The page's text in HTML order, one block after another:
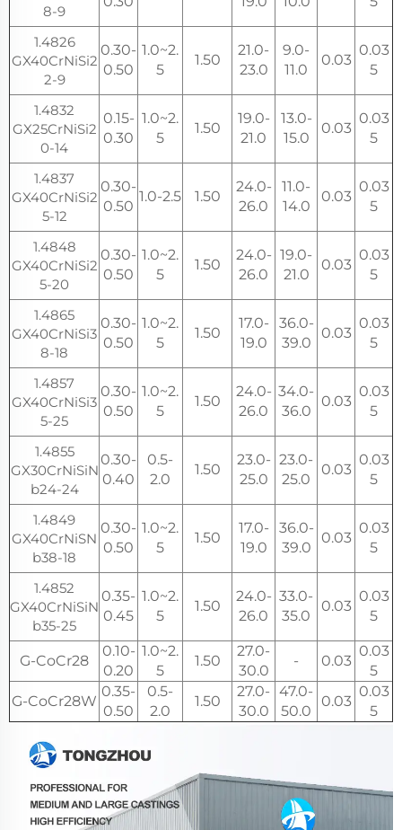
8-9
1.4826
GX40CrNiSi2
2-9
0.30-
0.50
1.0~2.
5
1.50
21.0-
23.0
9.0-
11.0
0.03
0.03
5
1.4832
GX25CrNiSi2
0-14
0.15-
0.30
1.0~2.
5
1.50
19.0-
21.0
13.0-
15.0
0.03
0.03
5
1.4837
GX40CrNiSi2
5-12
0.30-
0.50
1.0-2.5 1.50
24.0-
26.0
11.0-
14.0
0.03
0.03
5
1.4848
GX40CrNiSi2
5-20
0.30-
0.50
1.0~2.
5
1.50
24.0-
26.0
19.0-
21.0
0.03
0.03
5
1.4865
GX40CrNiSi3
8-18
0.30-
0.50
1.0~2.
5
1.50
17.0-
19.0
36.0-
39.0
0.03
0.03
5
1.4857
GX40CrNiSi3
5-25
0.30-
0.50
1.0~2.
5
1.50
24.0-
26.0
34.0-
36.0
0.03
0.03
5
1.4855
GX30CrNiSiN
b24-24
0.30-
0.40
0.5-
2.0
1.50
23.0-
25.0
23.0-
25.0
0.03
0.03
5
1.4849
GX40CrNiSN
b38-18
0.30-
0.50
1.0~2.
5
1.50
17.0-
19.0
36.0-
39.0
0.03
0.03
5
1.4852
GX40CrNiSiN
b35-25
0.35-
0.45
1.0~2.
5
1.50
24.0-
26.0
33.0-
35.0
0.03
0.03
5
G-CoCr28
0.10-
0.20
1.0~2.
5
1.50
27.0-
30.0
- 0.03
0.03
5
G-CoCr28W
0.35-
0.50
0.5-
2.0
1.50
27.0-
30.0
47.0-
50.0
0.03
0.03
5